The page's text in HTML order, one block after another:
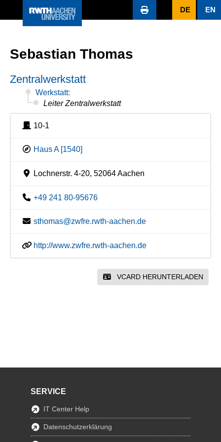
DE EN
Sebastian Thomas
Zentralwerkstatt
Werkstatt:
Leiter Zentralwerkstatt
10-1
Haus A [1540]
Lochnerstr. 4-20, 52064 Aachen
+49 241 80-95676
sthomas@zwfre.rwth-aachen.de
http://www.zwfre.rwth-aachen.de
VCARD HERUNTERLADEN
SERVICE
IT Center Help
Datenschutzerklärung